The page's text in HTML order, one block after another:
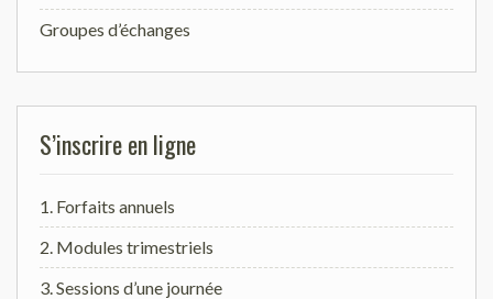
Groupes d’échanges
S’inscrire en ligne
1. Forfaits annuels
2. Modules trimestriels
3. Sessions d’une journée